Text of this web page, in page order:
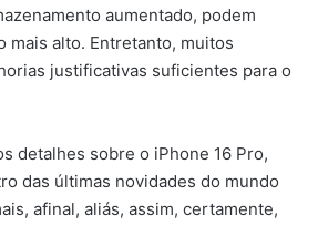
aumentado, podem
mais alto. Entretanto, muitos
justificativas suficientes para o
detalhes sobre o iPhone 16 Pro,
das últimas novidades do mundo
afinal, aliás, assim, certamente,